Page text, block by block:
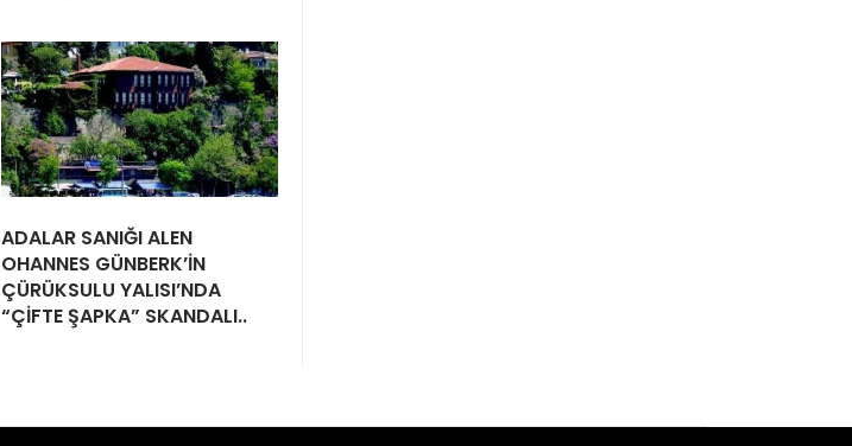
ADALAR SANIĞI ALEN
OHANNES GÜNBERK’İN
ÇÜRÜKSULU YALISI’NDA
“ÇİFTE ŞAPKA” SKANDALI..